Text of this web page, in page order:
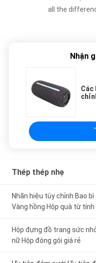
all the
manual
recommend
properly!""The
adjustment is
spot makes
4's visual
smooth, and
the difference.
Nhận
Các
Thép thép nhẹ
Nhãn hiệu tùy chỉnh Bao
Vàng hồng Hộp quà từ
Hộp đựng đồ trang sức
nữ Hộp đóng gói giá rẻ